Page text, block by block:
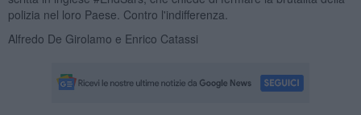
polizia nel loro Paese. Contro l'indifferenza.
Alfredo De Girolamo e Enrico Catassi